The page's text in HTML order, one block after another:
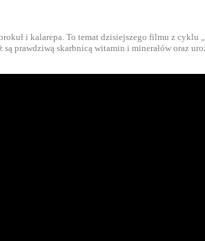
i kalarepa. To temat dzisiejszego filmu z
prawdziwą skarbnicą witamin i minerałów oraz